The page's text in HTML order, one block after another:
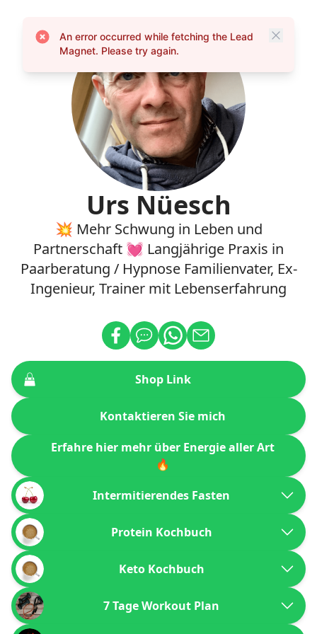
Urs Nüesch
💥 Mehr Schwung in Leben und
Partnerschaft 💓 Langjährige Praxis in
Paarberatung / Hypnose Familienvater, Ex-
Ingenieur, Trainer mit Lebenserfahrung
Shop Link
Kontaktieren Sie mich
Erfahre hier mehr über Energie aller Art
🔥
Intermitierendes Fasten
Protein Kochbuch
Keto Kochbuch
7 Tage Workout Plan
An error occurred while fetching the Lead
Magnet. Please try again.